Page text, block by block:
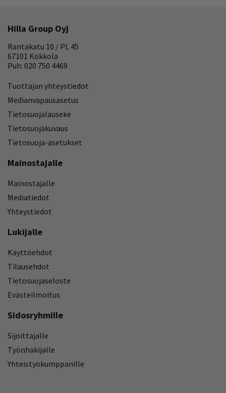
Hilla Group Oyj
Rantakatu 10 / PL 45
67101 Kokkola
Puh: 020 750 4469
Tuottajan yhteystiedot
Medianvapausasetus
Tietosuojalauseke
Tietosuojakuvaus
Tietosuoja-asetukset
Mainostajalle
Mainostajalle
Mediatiedot
Yhteystiedot
Lukijalle
Käyttöehdot
Tilausehdot
Tietosuojaseloste
Evästeilmoitus
Sidosryhmille
Sijoittajalle
Työnhakijalle
Yhteistyökumppanille